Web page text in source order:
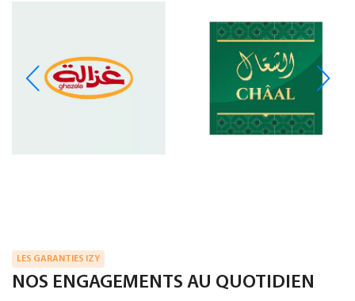
LES GARANTIES IZY
NOS ENGAGEMENTS AU QUOTIDIEN